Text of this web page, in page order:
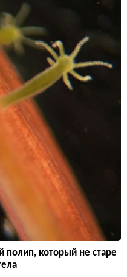
полип, который не старе